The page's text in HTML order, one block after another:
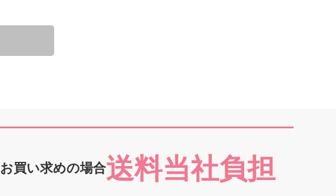
お買い求めの場合送料当社負担